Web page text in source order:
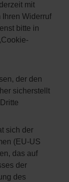
mit
Widerruf
bitte in
der den
sicherstellt
sich der
(EU-US
das auf
der
des